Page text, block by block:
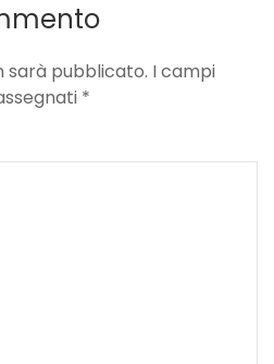
sarà pubblicato. I campi
*